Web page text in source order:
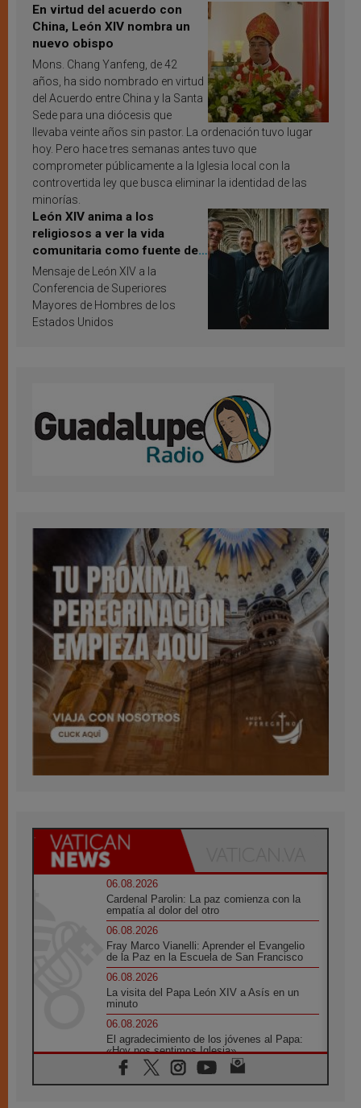
En virtud del acuerdo con
China, León XIV nombra un
nuevo obispo
Mons. Chang Yanfeng, de 42
años, ha sido nombrado en virtud
del Acuerdo entre China y la Santa
Sede para una diócesis que
llevaba veinte años sin pastor. La ordenación tuvo lugar
hoy. Pero hace tres semanas antes tuvo que
comprometer públicamente a la Iglesia local con la
controvertida ley que busca eliminar la identidad de las
minorías.
León XIV anima a los
religiosos a ver la vida
comunitaria como fuente de
inspiración y santificación
Mensaje de León XIV a la
Conferencia de Superiores
Mayores de Hombres de los
Estados Unidos
06.08.2026
Cardenal Parolin: La paz comienza con la
empatía al dolor del otro
06.08.2026
Fray Marco Vianelli: Aprender el Evangelio
de la Paz en la Escuela de San Francisco
06.08.2026
La visita del Papa León XIV a Asís en un
minuto
06.08.2026
El agradecimiento de los jóvenes al Papa:
«Hoy nos sentimos Iglesia»
06.08.2026
Líbano: Reanudan los coloquios en Roma en